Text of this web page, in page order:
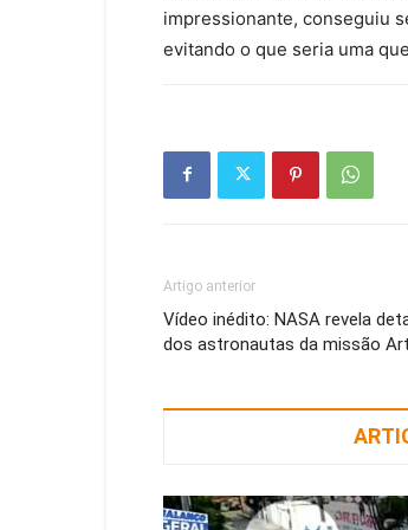
impressionante, conseguiu
evitando o que seria uma
Artigo anterior
Vídeo inédito: NASA revela
dos astronautas da missão